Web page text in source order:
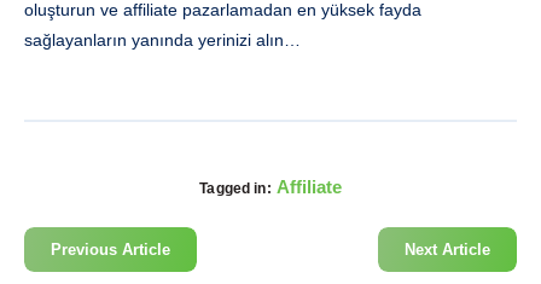
oluşturun ve affiliate pazarlamadan en yüksek fayda
sağlayanların yanında yerinizi alın…
Tagged in: Affiliate
Previous Article Next Article